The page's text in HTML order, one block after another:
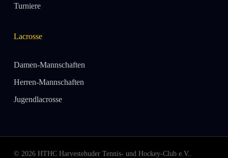
Turniere
Lacrosse
Damen-Mannschaften
Herren-Mannschaften
Jugendlacrosse
© 2026 HTHC Harvestehuder Tennis- und Hockey-Club e.V..